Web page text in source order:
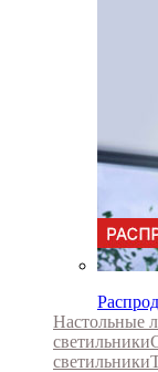
Настольные
светильники
светильники